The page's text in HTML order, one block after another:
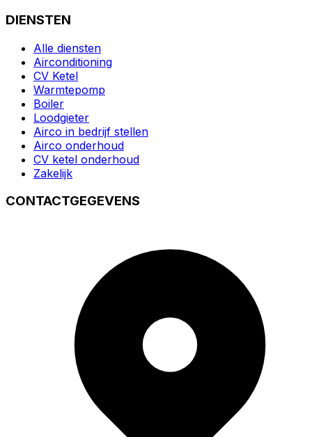
DIENSTEN
Alle diensten
Airconditioning
CV Ketel
Warmtepomp
Boiler
Loodgieter
Airco in bedrijf stellen
Airco onderhoud
CV ketel onderhoud
Zakelijk
CONTACTGEGEVENS